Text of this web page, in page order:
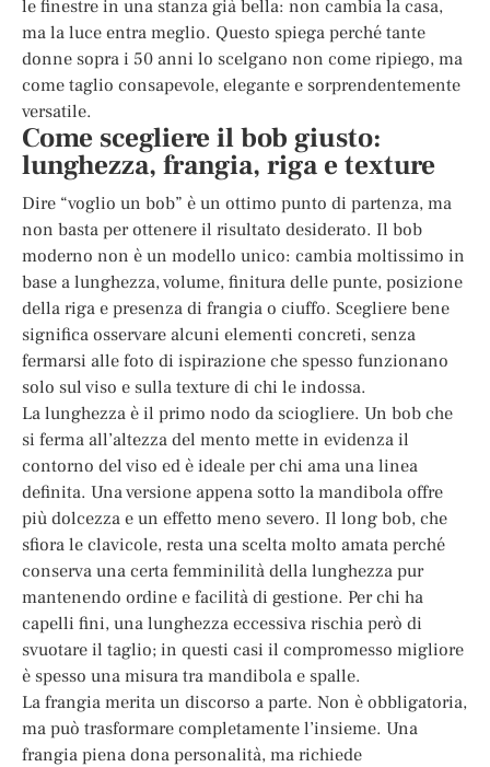
le finestre in una stanza già bella: non cambia la casa,
ma la luce entra meglio. Questo spiega perché tante
donne sopra i 50 anni lo scelgano non come ripiego, ma
come taglio consapevole, elegante e sorprendentemente
versatile.
Come scegliere il bob giusto:
lunghezza, frangia, riga e texture
Dire “voglio un bob” è un ottimo punto di partenza, ma
non basta per ottenere il risultato desiderato. Il bob
moderno non è un modello unico: cambia moltissimo in
base a lunghezza, volume, finitura delle punte, posizione
della riga e presenza di frangia o ciuffo. Scegliere bene
significa osservare alcuni elementi concreti, senza
fermarsi alle foto di ispirazione che spesso funzionano
solo sul viso e sulla texture di chi le indossa.
La lunghezza è il primo nodo da sciogliere. Un bob che
si ferma all’altezza del mento mette in evidenza il
contorno del viso ed è ideale per chi ama una linea
definita. Una versione appena sotto la mandibola offre
più dolcezza e un effetto meno severo. Il long bob, che
sfiora le clavicole, resta una scelta molto amata perché
conserva una certa femminilità della lunghezza pur
mantenendo ordine e facilità di gestione. Per chi ha
capelli fini, una lunghezza eccessiva rischia però di
svuotare il taglio; in questi casi il compromesso migliore
è spesso una misura tra mandibola e spalle.
La frangia merita un discorso a parte. Non è obbligatoria,
ma può trasformare completamente l’insieme. Una
frangia piena dona personalità, ma richiede